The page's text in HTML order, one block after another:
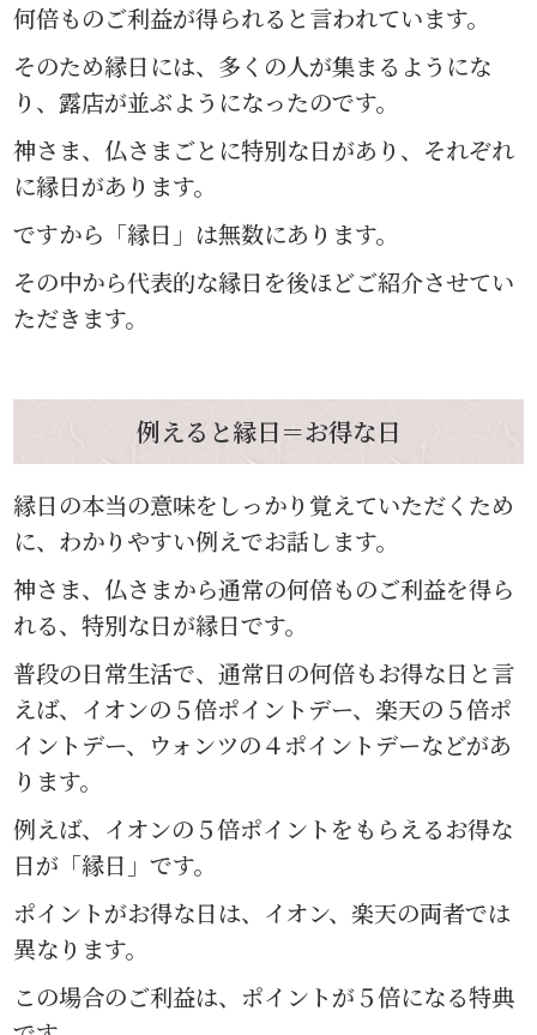
何倍ものご利益が得られると言われています。
そのため縁日には、多くの人が集まるようにな
り、露店が並ぶようになったのです。
神さま、仏さまごとに特別な日があり、それぞれ
に縁日があります。
ですから「縁日」は無数にあります。
その中から代表的な縁日を後ほどご紹介させてい
ただきます。
例えると縁日＝お得な日
縁日の本当の意味をしっかり覚えていただくため
に、わかりやすい例えでお話します。
神さま、仏さまから通常の何倍ものご利益を得ら
れる、特別な日が縁日です。
普段の日常生活で、通常日の何倍もお得な日と言
えば、イオンの５倍ポイントデー、楽天の５倍ポ
イントデー、ウォンツの４ポイントデーなどがあ
ります。
例えば、イオンの５倍ポイントをもらえるお得な
日が「縁日」です。
ポイントがお得な日は、イオン、楽天の両者では
異なります。
この場合のご利益は、ポイントが５倍になる特典